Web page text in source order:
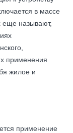
в массе
еще называют,
применения
жилое и
применение